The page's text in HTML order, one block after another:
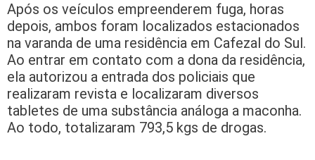
Após os veículos empreenderem fuga, horas
depois, ambos foram localizados estacionados
na varanda de uma residência em Cafezal do Sul.
Ao entrar em contato com a dona da residência,
ela autorizou a entrada dos policiais que
realizaram revista e localizaram diversos
tabletes de uma substância análoga a maconha.
Ao todo, totalizaram 793,5 kgs de drogas.